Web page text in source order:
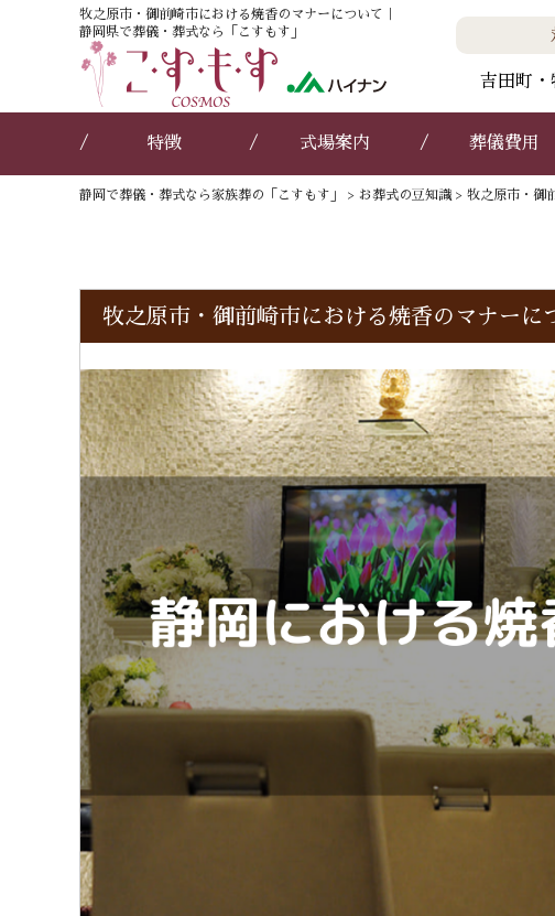
牧之原市・御前崎市における焼香のマナーについて｜
静岡県で葬儀・葬式なら「こすもす」
吉田町・
特徴 式場案内 葬儀費用
静岡で葬儀・葬式なら家族葬の「こすもす」 > お葬式の豆知識 > 牧之原市・御
牧之原市・御前崎市における焼香のマナーに